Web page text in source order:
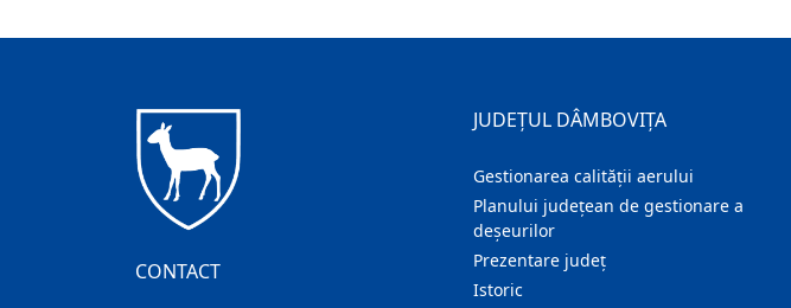
CONTACT
JUDEȚUL DÂMBOVIȚA
Gestionarea calității aerului
Planului județean de gestionare a
deșeurilor
Prezentare judeţ
Istoric